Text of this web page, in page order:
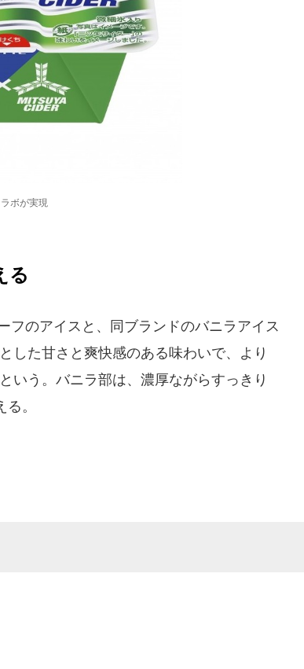
ボが実現
る
のアイスと、同ブランドのバニラアイス
した甘さと爽快感のある味わいで、より
いう。バニラ部は、濃厚ながらすっきり
。